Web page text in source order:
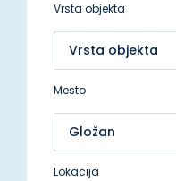
Vrsta objekta
Mesto
Lokacija